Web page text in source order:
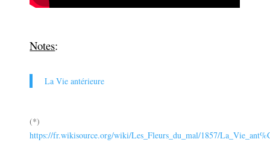
Notes:
La Vie antérieure
(*)
https://fr.wikisource.org/wiki/Les_Fleurs_du_mal/1857/